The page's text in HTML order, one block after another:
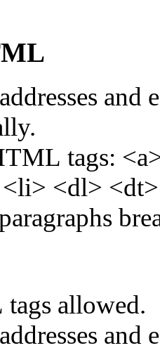
tags:
<dl>
allowed.